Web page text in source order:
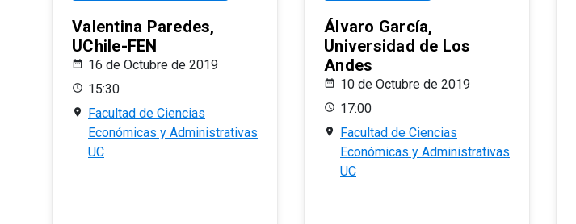
Valentina Paredes,
UChile-FEN
16 de Octubre de 2019
15:30
Facultad de Ciencias
Económicas y Administrativas
UC
Álvaro García,
Universidad de Los
Andes
10 de Octubre de 2019
17:00
Facultad de Ciencias
Económicas y Administrativas
UC